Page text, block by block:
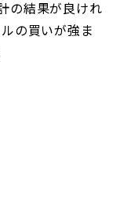
の結果が良けれ
の買いが強ま